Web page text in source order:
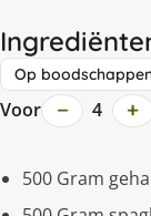
Op
Voor − 4 +
500 Gram